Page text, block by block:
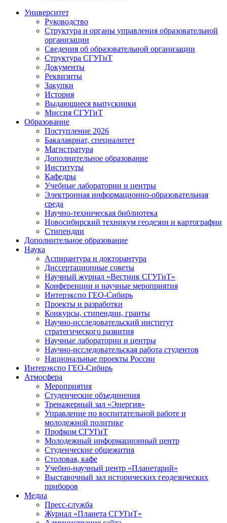
Университет
Руководство
Структура и органы управления образовательной
организации
Сведения об образовательной организации
Структура СГУГиТ
Документы
Реквизиты
Закупки
История
Выдающиеся выпускники
Миссия СГУГиТ
Образование
Поступление 2026
Бакалавриат, специалитет
Магистратура
Дополнительное образование
Институты
Кафедры
Учебные лаборатории и центры
Электронная информационно-образовательная
среда
Научно-техническая библиотека
Новосибирский техникум геодезии и картографии
Стипендии
Дополнительное образование
Наука
Аспирантура и докторантура
Диссертационные советы
Научный журнал «Вестник СГУГиТ»
Конференции и научные мероприятия
Интерэкспо ГЕО-Сибирь
Проекты и разработки
Конкурсы, стипендии, гранты
Научно-исследовательский институт
стратегического развития
Научные лаборатории и центры
Научно-исследовательская работа студентов
Национальные проекты России
Интерэкспо ГЕО-Сибирь
Атмосфера
Мероприятия
Студенческие объединения
Тренажерный зал «Энергия»
Управление по воспитательной работе и
молодежной политике
Профком СГУГиТ
Молодежный информационный центр
Студенческие общежития
Столовая, кафе
Учебно-научный центр «Планетарий»
Выставочный зал исторических геодезических
приборов
Медиа
Пресс-служба
Журнал «Планета СГУГиТ»